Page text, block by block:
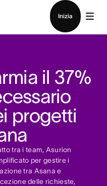
Inizia
il 37%
progetti
tra i team, Asurion
per gestire i
tra Asana e
delle richieste,